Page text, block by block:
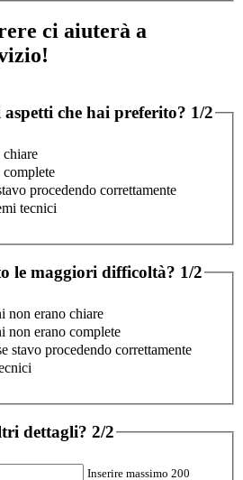
ci aiuterà a
che hai preferito? 1/2
procedendo correttamente
tecnici
le maggiori difficoltà? 1/2
non erano chiare
non erano complete
stavo procedendo correttamente
dettagli? 2/2
Inserire massimo 200